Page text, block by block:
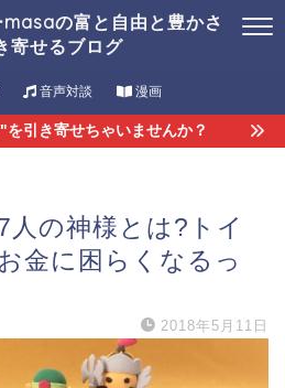
の富と自由と豊かさ
寄せるブログ
音声対談 漫画
引き寄せちゃいませんか？
人の神様とは?トイ
金に困らくなるっ
2018年5月11日